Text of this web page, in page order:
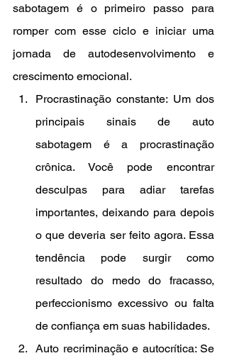
sabotagem é o primeiro passo para
romper com esse ciclo e iniciar uma
jornada de autodesenvolvimento e
crescimento emocional.
Procrastinação constante: Um dos
principais sinais de auto
sabotagem é a procrastinação
crônica. Você pode encontrar
desculpas para adiar tarefas
importantes, deixando para depois
o que deveria ser feito agora. Essa
tendência pode surgir como
resultado do medo do fracasso,
perfeccionismo excessivo ou falta
de confiança em suas habilidades.
Auto recriminação e autocrítica: Se